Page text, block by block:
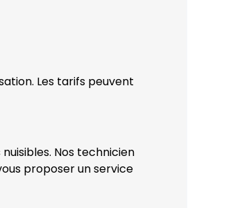
Les tarifs peuvent
Nos technicien
proposer un service